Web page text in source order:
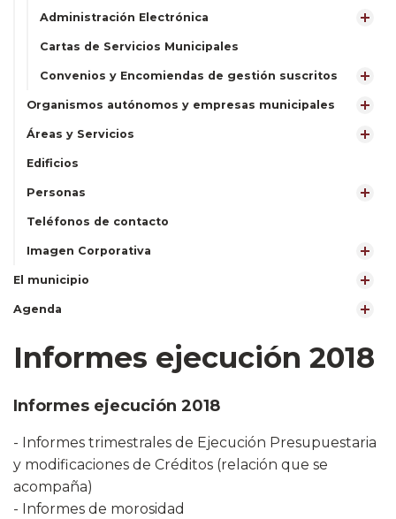
Administración Electrónica
Cartas de Servicios Municipales
Convenios y Encomiendas de gestión suscritos
Organismos autónomos y empresas municipales
Áreas y Servicios
Edificios
Personas
Teléfonos de contacto
Imagen Corporativa
El municipio
Agenda
Informes ejecución 2018
Informes ejecución 2018
​- Informes trimestrales de Ejecución Presupuestaria
y modificaciones de Créditos (relación que se
acompaña)
- Informes de morosidad